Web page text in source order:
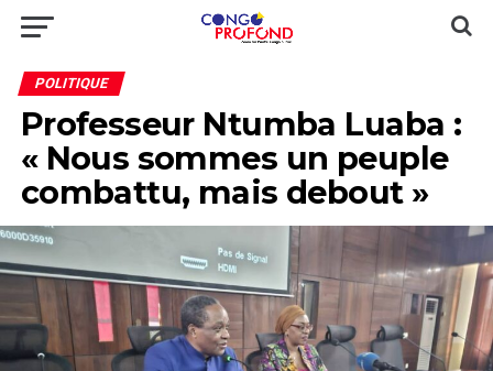
POLITIQUE
Professeur Ntumba Luaba :
« Nous sommes un peuple
combattu, mais debout »